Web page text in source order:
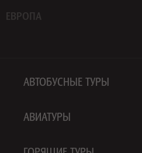
ЕВРОПА
АВТОБУСНЫЕ ТУРЫ
АВИАТУРЫ